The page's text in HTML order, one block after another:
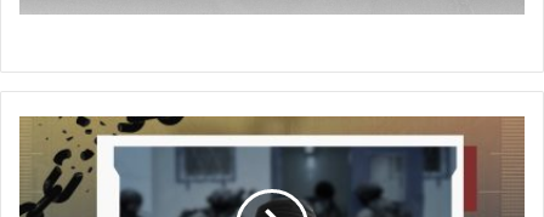
إعلام
الأسرى:
إصابة
الأسير